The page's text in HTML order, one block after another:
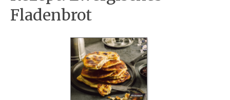
Fladenbrot